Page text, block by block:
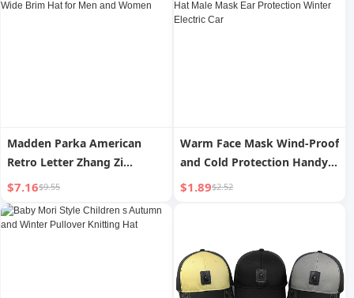
Madden Parka American
Retro Letter Zhang Zi
Baseball Cap New Arrival
Distressed Curved Brim
Peaked Cap Wide Brim Hat
$7.16$9.55
Warm Face Mask Wind-Proof
and Cold Protection Handy
Gadget Autumn and Winter
$1.89$2.52